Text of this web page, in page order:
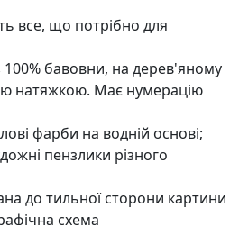
все, що потрібно для
100% бавовни, на дерев'яному
натяжкою. Має нумерацію
фарби на водній основі;
пензлики різного
до тильної сторони картини
схема